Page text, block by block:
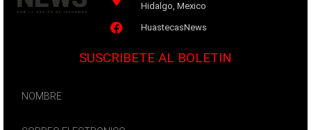
Hidalgo, Mexico
HuastecasNews
SUSCRIBETE AL BOLETIN